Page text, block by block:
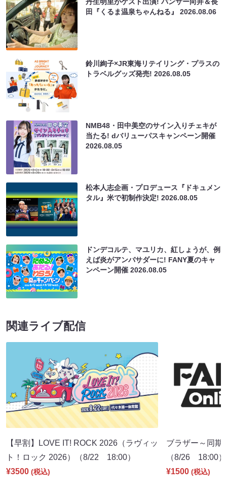
田『くるま温泉ちゃんねる』2026.08.06
鈴川絢子×JR東海リテイリング・プラスの
トラベルグッズ発売!2026.08.05
NMB48・田中美空のサイン入りチェキが
当たる! dバリューパスキャンペーン開催
2026.08.05
松本人志企画・プロデュース『ドキュメン
タル』米で初制作決定!2026.08.05
ドンデコルテ、マユリカ、紅しょうが、例
えば炎がアンバサダーに! FANY夏のキャ
ンペーン開催2026.08.05
関連ライブ配信
【早割】LOVE IT! ROCK 2026（ラヴィッ
ト！ロック 2026）（8/22 18:00）
¥3500 (税込)
ブラザー～同期
（8/26 18:00）
¥1500 (税込)